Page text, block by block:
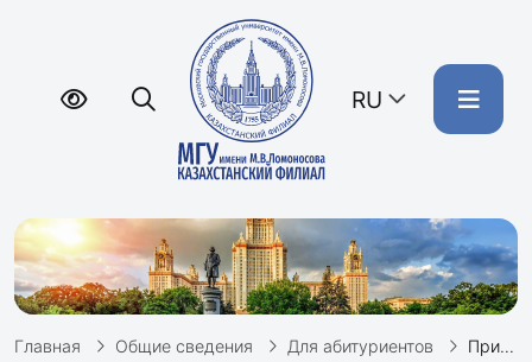
RU
Главная Общие сведения Для абитуриентов Приглашаем стать участниками олимпиады «Ломоносов»!